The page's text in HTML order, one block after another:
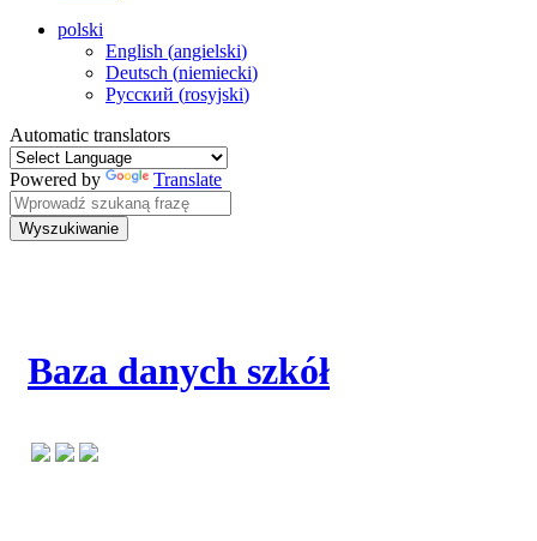
polski
English (angielski)
Deutsch (niemiecki)
Русский (rosyjski)
Automatic translators
Powered by Translate
Wyszukiwanie
Baza danych szkół